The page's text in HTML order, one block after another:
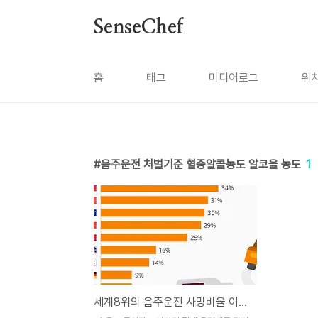
SenseChef
홈 태그 미디어로그 위
음주운전 처벌기준 혈중알콜농도 알코올 농도 1
세계8위의 음주운전 사망비율 이젠 낮춰야할때